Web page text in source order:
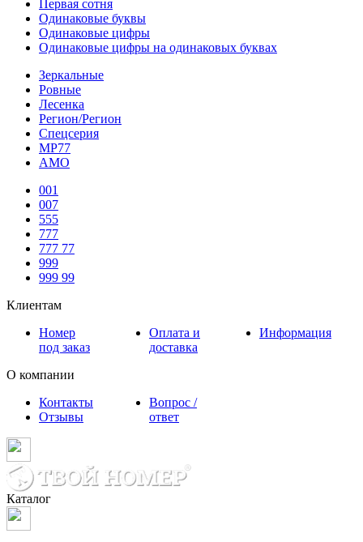
Первая сотня
Одинаковые буквы
Одинаковые цифры
Одинаковые цифры на одинаковых буквах
Зеркальные
Ровные
Лесенка
Регион/Регион
Спецсерия
МР77
АМО
001
007
555
777
777 77
999
999 99
Клиентам
Номер
под заказ
Оплата и
доставка
Информация
О компании
Контакты
Отзывы
Вопрос /
ответ
Каталог